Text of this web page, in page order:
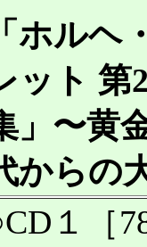
「ホルヘ
ット 第
」〜黄
からの
１［